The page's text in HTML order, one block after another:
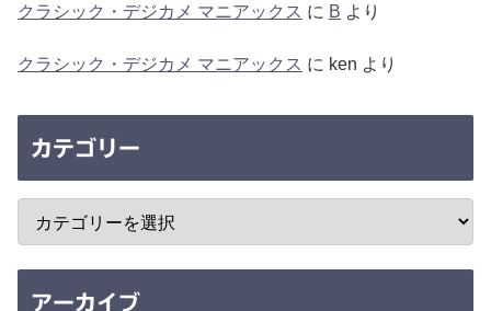
クラシック・デジカメ マニアックス に B より
クラシック・デジカメ マニアックス に ken より
カテゴリー
アーカイブ